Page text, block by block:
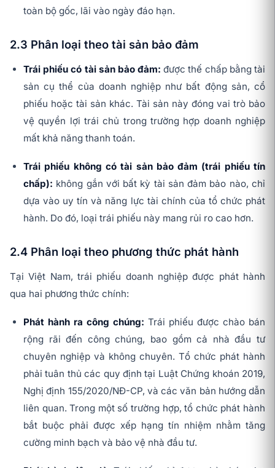
toàn bộ gốc, lãi vào ngày đáo hạn.
2.3 Phân loại theo tài sản bảo đảm
Trái phiếu có tài sản bảo đảm:được thế chấp bằng tài
sản cụ thể của doanh nghiệp như bất động sản, cổ
phiếu hoặc tài sản khác. Tài sản này đóng vai trò bảo
vệ quyền lợi trái chủ trong trường hợp doanh nghiệp
mất khả năng thanh toán.
Trái phiếu không có tài sản bảo đảm (trái phiếu tín
chấp): không gắn với bất kỳ tài sản đảm bảo nào, chỉ
dựa vào uy tín và năng lực tài chính của tổ chức phát
hành. Do đó, loại trái phiếu này mang rủi ro cao hơn.
2.4 Phân loại theo phương thức phát hành
Tại Việt Nam, trái phiếu doanh nghiệp được phát hành
qua hai phương thức chính:
Phát hành ra công chúng: Trái phiếu được chào bán
rộng rãi đến công chúng, bao gồm cả nhà đầu tư
chuyên nghiệp và không chuyên. Tổ chức phát hành
phải tuân thủ các quy định tại Luật Chứng khoán 2019,
Nghị định 155/2020/NĐ-CP, và các văn bản hướng dẫn
liên quan. Trong một số trường hợp, tổ chức phát hành
bắt buộc phải được xếp hạng tín nhiệm nhằm tăng
cường minh bạch và bảo vệ nhà đầu tư.